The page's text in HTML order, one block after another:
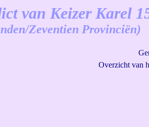
van Keizer Karel
Zeventien Provinciën)
Overzicht van